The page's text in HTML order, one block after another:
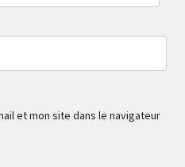
et mon site dans le navigateur